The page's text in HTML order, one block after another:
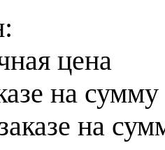
цена
на
на